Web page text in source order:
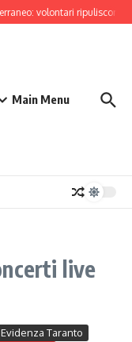
volontari ripuliscono
Main Menu
live
Evidenza Taranto